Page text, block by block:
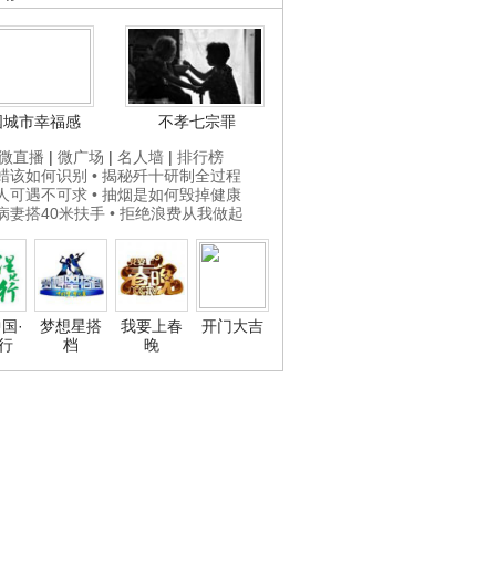
城市幸福感
不孝七宗罪
直播 | 微广场 | 名人墙 | 排行榜
该如何识别 • 揭秘歼十研制全过程
可遇不可求 • 抽烟是如何毁掉健康
妻搭40米扶手 • 拒绝浪费从我做起
·
梦想星搭
档
我要上春
晚
开门大吉